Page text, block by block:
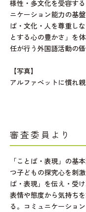
様性・多文化を受容す
ニケーション能力の基
ば・文化・人を尊重し
とする心の豊かさ」を
任が行う外国語活動の価
【写真】
アルファベットに慣れ
審査委員より
「ことば・表現」の基
つ子どもの探究心を刺
ば・表現」を伝え・受
表情や態度から気持ち
る。コミュニケーショ